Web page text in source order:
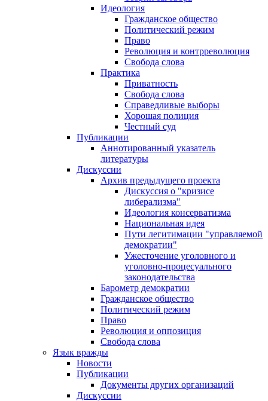
Идеология
Гражданское общество
Политический режим
Право
Революция и контрреволюция
Свобода слова
Практика
Приватность
Свобода слова
Справедливые выборы
Хорошая полиция
Честный суд
Публикации
Аннотированный указатель
литературы
Дискуссии
Архив предыдущего проекта
Дискуссия о "кризисе
либерализма"
Идеология консерватизма
Национальная идея
Пути легитимации "управляемой
демократии"
Ужесточение уголовного и
уголовно-процесуального
законодательства
Барометр демократии
Гражданское общество
Политический режим
Право
Революция и оппозиция
Свобода слова
Язык вражды
Новости
Публикации
Документы других организаций
Дискуссии